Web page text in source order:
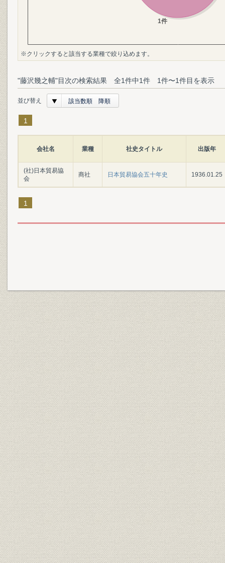
※クリックすると該当する業種で絞り込めます。
"藤沢幾之輔"目次の検索結果 全1件中1件 1件〜1件目を表示
並び替え 該当数順 降順
1
会社名 業種 社史タイトル 出版年
(社)日本貿易協
会
商社 日本貿易協会五十年史 1936.01.25
1